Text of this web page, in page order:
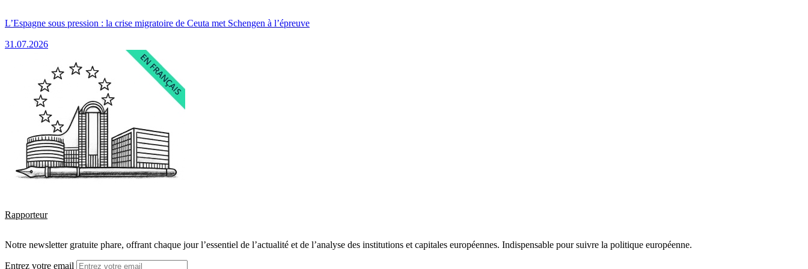
L’Espagne sous pression : la crise migratoire de Ceuta met Schengen à l’épreuve
31.07.2026
Rapporteur
Notre newsletter gratuite phare, offrant chaque jour l’essentiel de l’actualité et de l’analyse des institutions et capitales européennes. Indispensable pour suivre la politique européenne.
Entrez votre email